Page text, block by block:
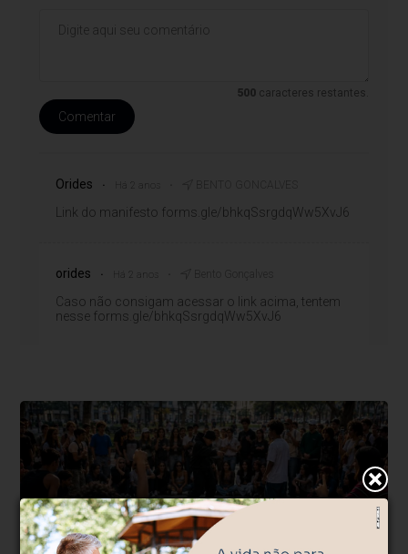
500 caracteres restantes.
Comentar
Orides Há 2 anos
Link do manifesto forms.gle/bhkqSsrgdqWw5XvJ6
orides Há 2 anos
Caso não consigam acessar o link acima, tentem
nesse forms.gle/bhkqSsrgdqWw5XvJ6